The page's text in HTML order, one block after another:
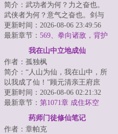
简介：武功者为何？力之奋也。
武侠者为何？意气之奋也。剑与
歌谱写的武侠梦，血与肉铸就的
江湖路，在常人...
更新时间：2026-08-06 23:49:56
最新章节： 569、拳向诸敌，背护
我在山中立地成仙
作者：孤独枫
简介：“人山为仙，我在山中，所
以我成了仙！”顾元清亲王府庶
子，本想背靠大树，躺平做个富
家翁，谁想成...
更新时间：2026-08-06 02:21:32
最新章节： 第1071章 成住坏空
药师门徒修仙笔记
作者：章帕克